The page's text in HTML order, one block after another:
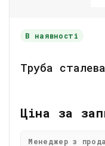
В наявності
Труба
Ціна за
Менеджер з